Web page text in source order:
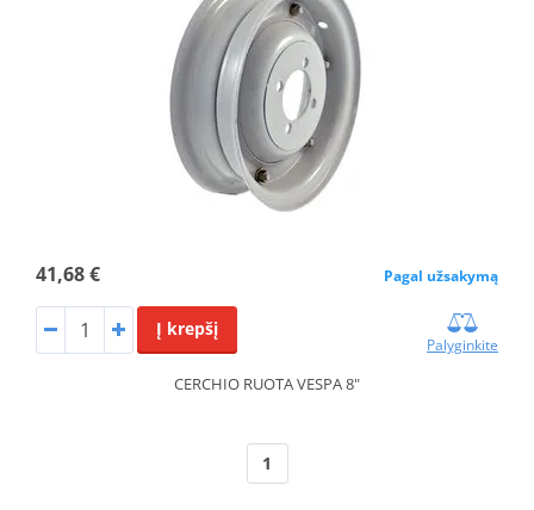
41,68 € Pagal užsakymą
Į krepšį
Palyginkite
CERCHIO RUOTA VESPA 8"
1